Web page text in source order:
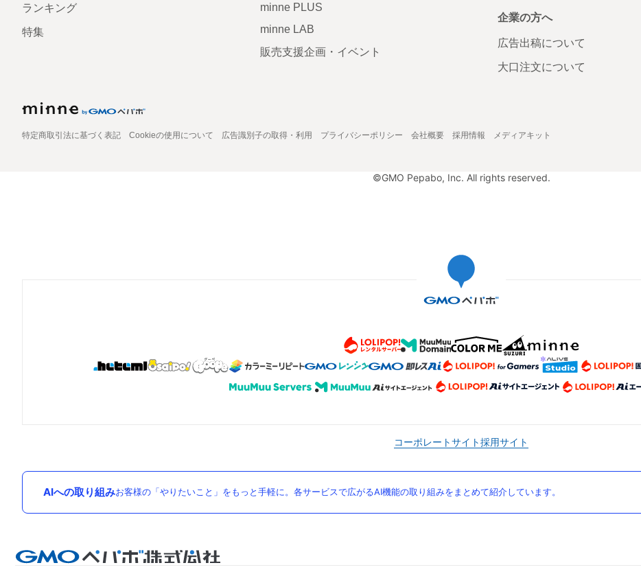
ランキング
特集
minne PLUS
minne LAB
販売支援企画・イベント
企業の方へ
広告出稿について
大口注文について
特定商取引法に基づく表記 Cookieの使用について 広告識別子の取得・利用 プライバシーポリシー 会社概要 採用情報 メディアキット
©GMO Pepabo, Inc. All rights reserved.
コーポレートサイト採用サイト
AIへの取り組みお客様の「やりたいこと」をもっと手軽に。各サービスで広がるAI機能の取り組みをまとめて紹介しています。